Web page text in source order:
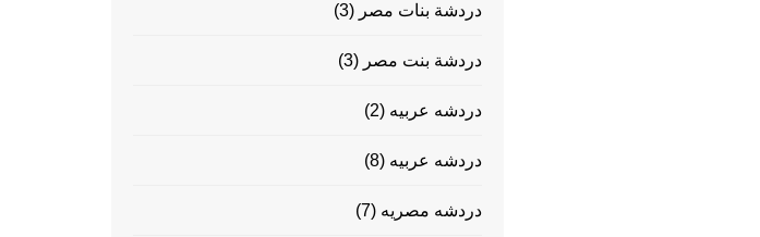
دردشة بنات مصر (3)
دردشة بنت مصر (3)
دردشه عربيه (2)
دردشه عربيه (8)
دردشه مصريه (7)